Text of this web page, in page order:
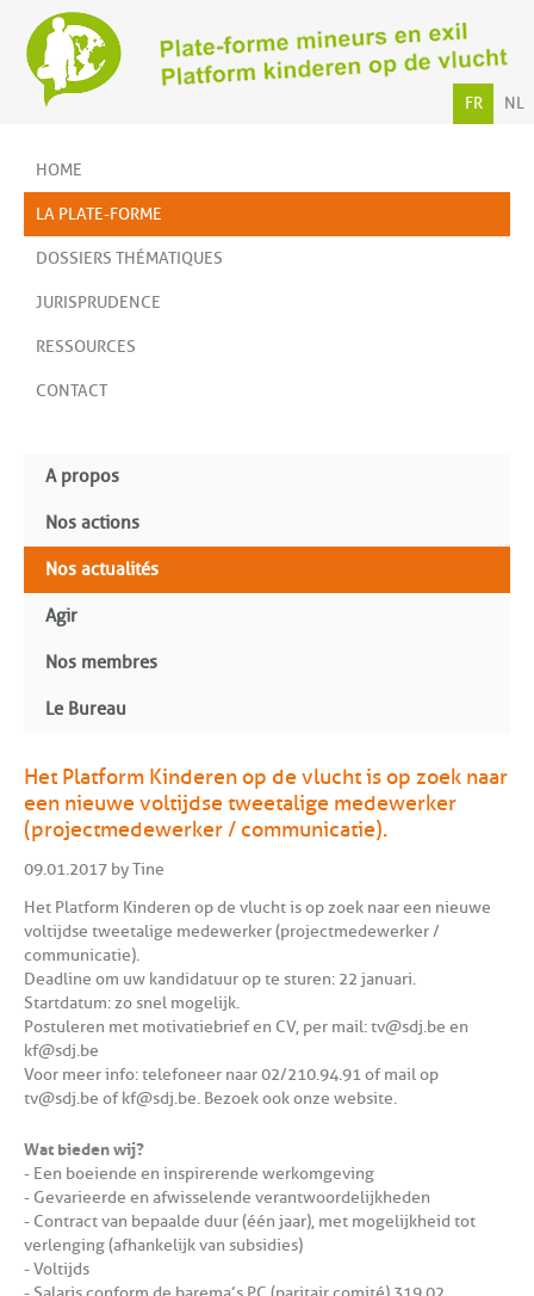
FR NL
HOME
LA PLATE-FORME
DOSSIERS THÉMATIQUES
JURISPRUDENCE
RESSOURCES
CONTACT
A propos
Nos actions
Nos actualités
Agir
Nos membres
Le Bureau
Het Platform Kinderen op de vlucht is op zoek naar
een nieuwe voltijdse tweetalige medewerker
(projectmedewerker / communicatie).
09.01.2017 by Tine
Het Platform Kinderen op de vlucht is op zoek naar een nieuwe
voltijdse tweetalige medewerker (projectmedewerker /
communicatie).
Deadline om uw kandidatuur op te sturen: 22 januari.
Startdatum: zo snel mogelijk.
Postuleren met motivatiebrief en CV, per mail: tv@sdj.be en
kf@sdj.be
Voor meer info: telefoneer naar 02/210.94.91 of mail op
tv@sdj.be of kf@sdj.be. Bezoek ook onze website.
Wat bieden wij?
- Een boeiende en inspirerende werkomgeving
- Gevarieerde en afwisselende verantwoordelijkheden
- Contract van bepaalde duur (één jaar), met mogelijkheid tot
verlenging (afhankelijk van subsidies)
- Voltijds